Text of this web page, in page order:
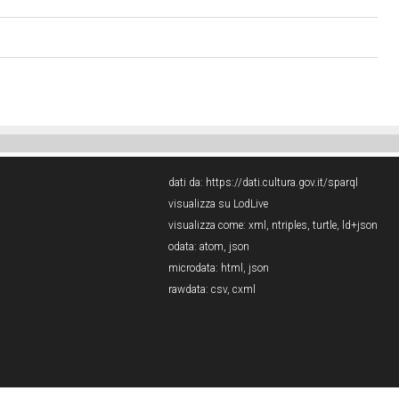
dati da: https://dati.cultura.gov.it/sparql
visualizza su LodLive
visualizza come: xml , ntriples, turtle, ld+json
odata: atom, json
microdata: html , json
rawdata: csv, cxml